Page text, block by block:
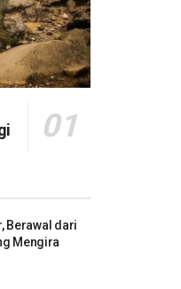
Berawal dari
Mengira